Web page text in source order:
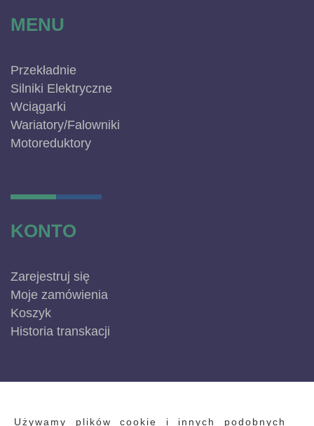
Używamy plików cookie i innych podobnych
MENU
Przekładnie
Silniki Elektryczne
Wciągarki
Wariatory/Falowniki
Motoreduktory
KONTO
Zarejestruj się
Moje zamówienia
Koszyk
Historia transkacji
INFORMACJE